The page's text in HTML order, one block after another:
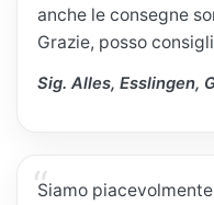
anche le consegne
Grazie, posso
Sig. Alles, Esslingen,
Siamo